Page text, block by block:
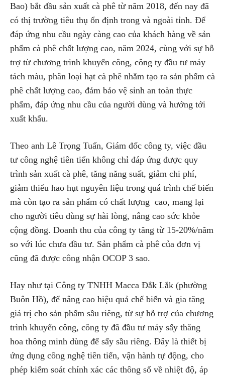
Bao) bắt đầu sản xuất cà phê từ năm 2018, đến nay đã
có thị trường tiêu thụ ổn định trong và ngoài tỉnh. Để
đáp ứng nhu cầu ngày càng cao của khách hàng về sản
phẩm cà phê chất lượng cao, năm 2024, cùng với sự hỗ
trợ từ chương trình khuyến công, công ty đầu tư máy
tách màu, phân loại hạt cà phê nhằm tạo ra sản phẩm cà
phê chất lượng cao, đảm bảo vệ sinh an toàn thực
phẩm, đáp ứng nhu cầu của người dùng và hướng tới
xuất khẩu.
Theo anh Lê Trọng Tuấn, Giám đốc công ty, việc đầu
tư công nghệ tiên tiến không chỉ đáp ứng được quy
trình sản xuất cà phê, tăng năng suất, giảm chi phí,
giảm thiểu hao hụt nguyên liệu trong quá trình chế biến
mà còn tạo ra sản phẩm có chất lượng cao, mang lại
cho người tiêu dùng sự hài lòng, nâng cao sức khỏe
cộng đồng. Doanh thu của công ty tăng từ 15-20%/năm
so với lúc chưa đầu tư. Sản phẩm cà phê của đơn vị
cũng đã được công nhận OCOP 3 sao.
Hay như tại Công ty TNHH Macca Đắk Lắk (phường
Buôn Hồ), để nâng cao hiệu quả chế biến và gia tăng
giá trị cho sản phẩm sầu riêng, từ sự hỗ trợ của chương
trình khuyến công, công ty đã đầu tư máy sấy thăng
hoa thông minh dùng để sấy sầu riêng. Đây là thiết bị
ứng dụng công nghệ tiên tiến, vận hành tự động, cho
phép kiểm soát chính xác các thông số về nhiệt độ, áp